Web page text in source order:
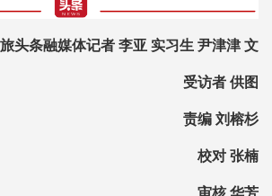
头条融媒体记者 李亚 实习生 尹津津 文
受访者 供图
责编 刘榕杉
校对 张楠